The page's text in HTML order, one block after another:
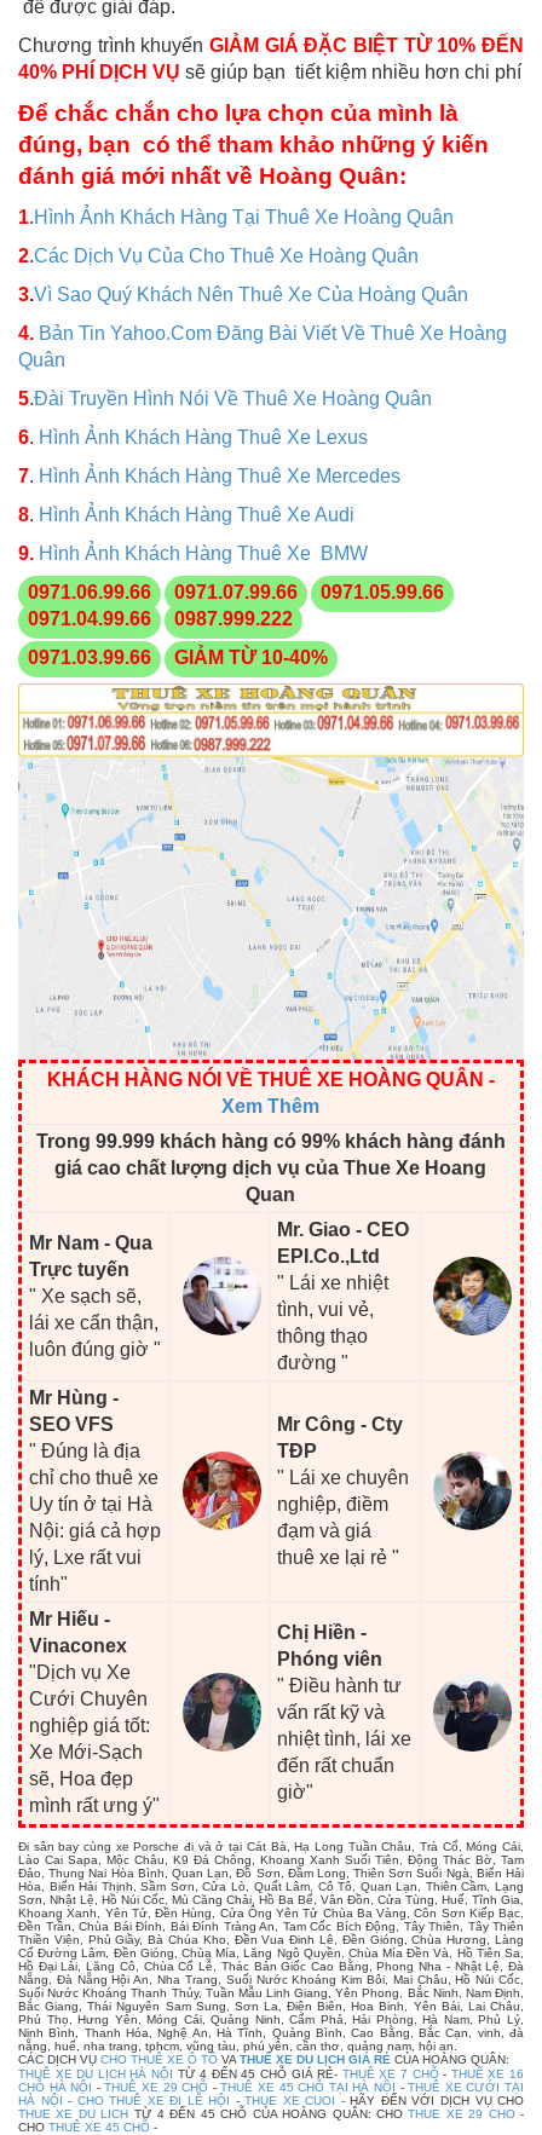
để được giải đáp.
Chương trình khuyến GIẢM GIÁ ĐẶC BIỆT TỪ 10% ĐẾN
40% PHÍ DỊCH VỤ sẽ giúp bạn tiết kiệm nhiều hơn chi phí
Để chắc chắn cho lựa chọn của mình là
đúng, bạn có thể tham khảo những ý kiến
đánh giá mới nhất về Hoàng Quân:
1.Hình Ảnh Khách Hàng Tại Thuê Xe Hoàng Quân
2.Các Dịch Vụ Của Cho Thuê Xe Hoàng Quân
3.Vì Sao Quý Khách Nên Thuê Xe Của Hoàng Quân
4. Bản Tin Yahoo.Com Đăng Bài Viết Về Thuê Xe Hoàng
Quân
5.Đài Truyền Hình Nói Về Thuê Xe Hoàng Quân
6. Hình Ảnh Khách Hàng Thuê Xe Lexus
7. Hình Ảnh Khách Hàng Thuê Xe Mercedes
8. Hình Ảnh Khách Hàng Thuê Xe Audi
9. Hình Ảnh Khách Hàng Thuê Xe BMW
0971.06.99.66
0971.07.99.66
0971.05.99.66
0971.04.99.66
0987.999.222
0971.03.99.66
GIẢM TỪ 10-40%
KHÁCH HÀNG NÓI VỀ THUÊ XE HOÀNG QUÂN -
Xem Thêm
Trong 99.999 khách hàng có 99% khách hàng đánh
giá cao chất lượng dịch vụ của Thue Xe Hoang
Quan
Mr Nam - Qua
Trực tuyến
" Xe sạch sẽ,
lái xe cẩn thận,
luôn đúng giờ "
Mr. Giao - CEO
EPI.Co.,Ltd
" Lái xe nhiệt
tình, vui vẻ,
thông thạo
đường "
Mr Hùng -
SEO VFS
" Đúng là địa
chỉ cho thuê xe
Uy tín ở tại Hà
Nội: giá cả hợp
lý, Lxe rất vui
tính"
Mr Công - Cty
TĐP
" Lái xe chuyên
nghiệp, điềm
đạm và giá
thuê xe lại rẻ "
Mr Hiếu -
Vinaconex
"Dịch vụ Xe
Cưới Chuyên
nghiệp giá tốt:
Xe Mới-Sạch
sẽ, Hoa đẹp
mình rất ưng ý"
Chị Hiền -
Phóng viên
" Điều hành tư
vấn rất kỹ và
nhiệt tình, lái xe
đến rất chuẩn
giờ"
Đi sân bay cùng xe Porsche đi và ở tại Cát Bà, Hạ Long Tuần Châu, Trà Cổ, Móng Cái,
Lào Cai Sapa, Mộc Châu, K9 Đá Chông, Khoang Xanh Suối Tiên, Động Thác Bờ, Tam
Đảo, Thung Nai Hòa Bình, Quan Lạn, Đồ Sơn, Đầm Long, Thiên Sơn Suối Ngà, Biển Hải
Hòa, Biển Hải Thịnh, Sầm Sơn, Cửa Lò, Quất Lâm, Cô Tô, Quan Lạn, Thiên Cầm, Lạng
Sơn, Nhật Lệ, Hồ Núi Cốc, Mù Căng Chải, Hồ Ba Bể, Vân Đồn, Cửa Tùng, Huế, Tĩnh Gia,
Khoang Xanh, Yên Tử, Đền Hùng, Cửa Ông Yên Tử Chùa Ba Vàng, Côn Sơn Kiếp Bạc,
Đền Trần, Chùa Bái Đính, Bái Đính Tràng An, Tam Cốc Bích Động, Tây Thiên, Tây Thiên
Thiền Viện, Phủ Giầy, Bà Chúa Kho, Đền Vua Đinh Lê, Đền Gióng, Chùa Hương, Làng
Cổ Đường Lâm, Đền Gióng, Chùa Mía, Lăng Ngô Quyền, Chùa Mía Đền Và, Hồ Tiên Sa,
Hồ Đại Lải, Lăng Cô, Chùa Cổ Lễ, Thác Bản Giốc Cao Bằng, Phong Nha - Nhật Lệ, Đà
Nẵng, Đà Nẵng Hội An, Nha Trang, Suối Nước Khoáng Kim Bôi, Mai Châu, Hồ Núi Cốc,
Suối Nước Khoáng Thanh Thủy, Tuần Mẫu Linh Giang, Yên Phong, Bắc Ninh, Nam Định,
Bắc Giang, Thái Nguyên Sam Sung, Sơn La, Điện Biên, Hoa Binh, Yên Bái, Lai Châu,
Phú Thọ, Hưng Yên, Móng Cái, Quảng Ninh, Cẩm Phả, Hải Phòng, Hà Nam, Phủ Lý,
Ninh Bình, Thanh Hóa, Nghệ An, Hà Tĩnh, Quảng Bình, Cao Bằng, Bắc Cạn, vinh, đà
nẵng, huế, nha trang, tphcm, vũng tàu, phú yên, cần thơ, quảng nam, hội an.
CÁC DỊCH VỤ CHO THUÊ XE Ô TÔ VA THUÊ XE DU LỊCH GIÁ RẺ CỦA HOÀNG QUÂN:
THUÊ XE DU LỊCH HÀ NỘI TỪ 4 ĐẾN 45 CHỖ GIÁ RẺ- THUÊ XE 7 CHỖ- THUÊ XE 16
CHỖ HÀ NỘI -THUÊ XE 29 CHỖ -THUÊ XE 45 CHỖ TẠI HÀ NỘI -THUÊ XE CƯỚI TẠI
HÀ NỘI - CHO THUÊ XE ĐI LỄ HỘI -THUE XE CUOI - HÃY ĐẾN VỚI DỊCH VỤ CHO
THUE XE DU LICH TỪ 4 ĐẾN 45 CHỖ CỦA HOÀNG QUÂN: CHOTHUE XE 29 CHO-
CHO THUÊ XE 45 CHỖ -